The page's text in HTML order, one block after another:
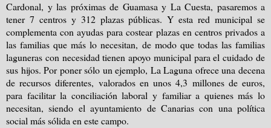
Cardonal, y las próximas de Guamasa y La Cuesta, pasaremos a
tener 7 centros y 312 plazas públicas. Y esta red municipal se
complementa con ayudas para costear plazas en centros privados a
las familias que más lo necesitan, de modo que todas las familias
laguneras con necesidad tienen apoyo municipal para el cuidado de
sus hijos. Por poner sólo un ejemplo, La Laguna ofrece una decena
de recursos diferentes, valorados en unos 4,3 millones de euros,
para facilitar la conciliación laboral y familiar a quienes más lo
necesitan, siendo el ayuntamiento de Canarias con una política
social más sólida en este campo.